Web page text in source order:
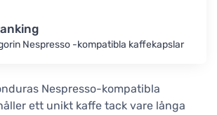
Nespresso -kompatibla kaffekapslar
Nespresso-kompatibla
ett unikt kaffe tack vare långa